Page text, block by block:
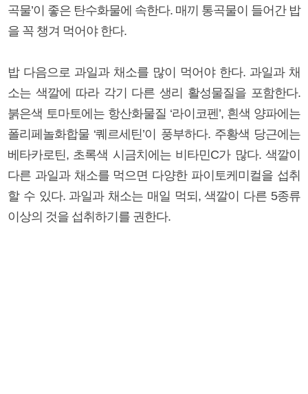
곡물’이 좋은 탄수화물에 속한다. 매끼 통곡물이 들어간 밥
을 꼭 챙겨 먹어야 한다.
밥 다음으로 과일과 채소를 많이 먹어야 한다. 과일과 채
소는 색깔에 따라 각기 다른 생리 활성물질을 포함한다.
붉은색 토마토에는 항산화물질 ‘라이코펜’, 흰색 양파에는
폴리페놀화합물 ‘퀘르세틴’이 풍부하다. 주황색 당근에는
베타카로틴, 초록색 시금치에는 비타민C가 많다. 색깔이
다른 과일과 채소를 먹으면 다양한 파이토케미컬을 섭취
할 수 있다. 과일과 채소는 매일 먹되, 색깔이 다른 5종류
이상의 것을 섭취하기를 권한다.